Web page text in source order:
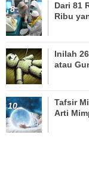
Dari 81
Ribu
Inilah
atau
Tafsir
Arti